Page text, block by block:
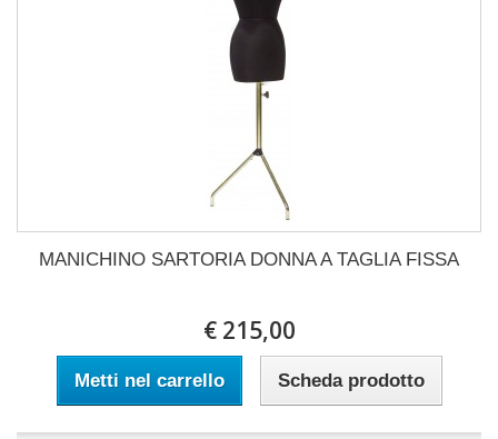
MANICHINO SARTORIA DONNA A TAGLIA FISSA
€ 215,00
Metti nel carrello Scheda prodotto